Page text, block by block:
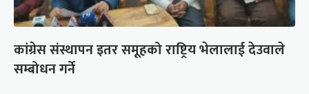
कांग्रेस संस्थापन इतर समूहको राष्ट्रिय भेलालाई देउवाले
सम्बोधन गर्ने